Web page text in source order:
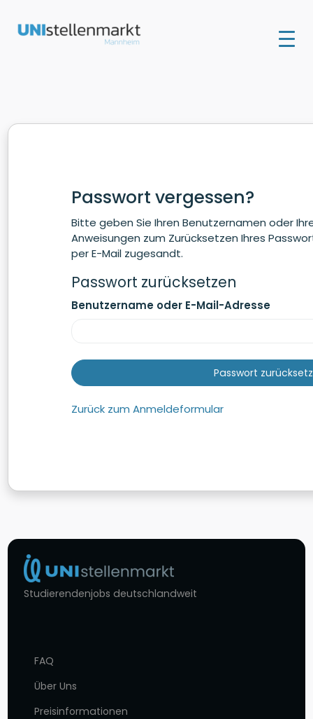
Passwort vergessen?
Bitte geben Sie Ihren Benutzernamen oder
Anweisungen zum Zurücksetzen Ihres
per E-Mail zugesandt.
Passwort zurücksetzen
Benutzername oder E-Mail-Adresse
Zurück zum Anmeldeformular
Studierendenjobs deutschlandweit
FAQ
Über Uns
Preisinformationen